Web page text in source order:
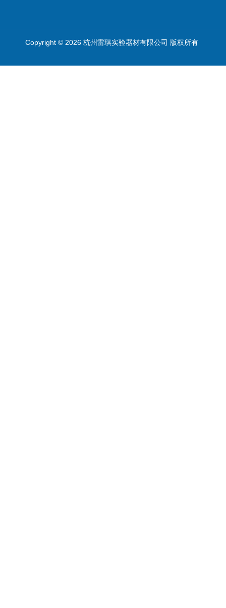
Copyright © 2026 杭州雷琪实验器材有限公司 版权所有